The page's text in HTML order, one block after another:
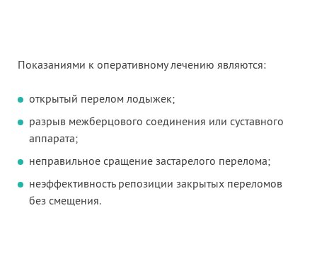
Показаниями к оперативному лечению являются:
открытый перелом лодыжек;
разрыв межберцового соединения или суставного
аппарата;
неправильное сращение застарелого перелома;
неэффективность репозиции закрытых переломов
без смещения.